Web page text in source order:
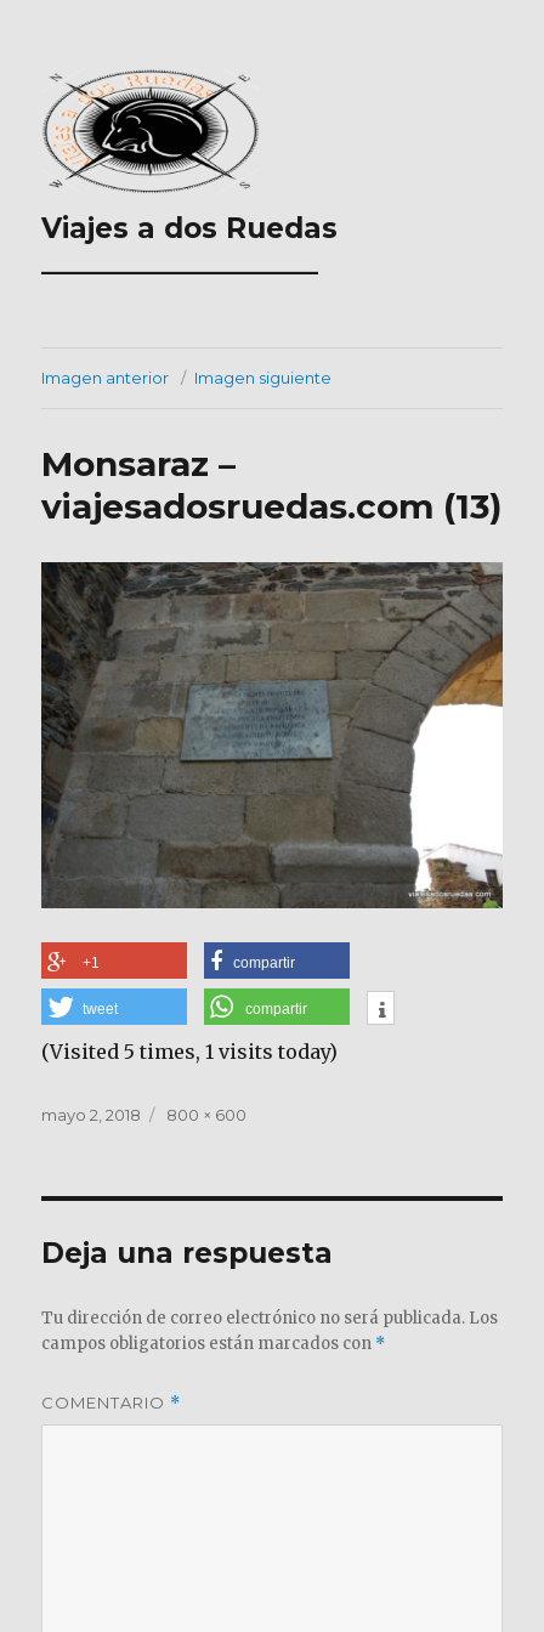
Viajes a dos Ruedas
___________________
Imagen anterior Imagen siguiente
Monsaraz –
viajesadosruedas.com (13)
+1 compartir
tweet compartir
(Visited 5 times, 1 visits today)
Publicado
mayo 2, 2018
Tamaño
800 × 600
Deja una respuesta
Tu dirección de correo electrónico no será publicada. Los
campos obligatorios están marcados con *
COMENTARIO *